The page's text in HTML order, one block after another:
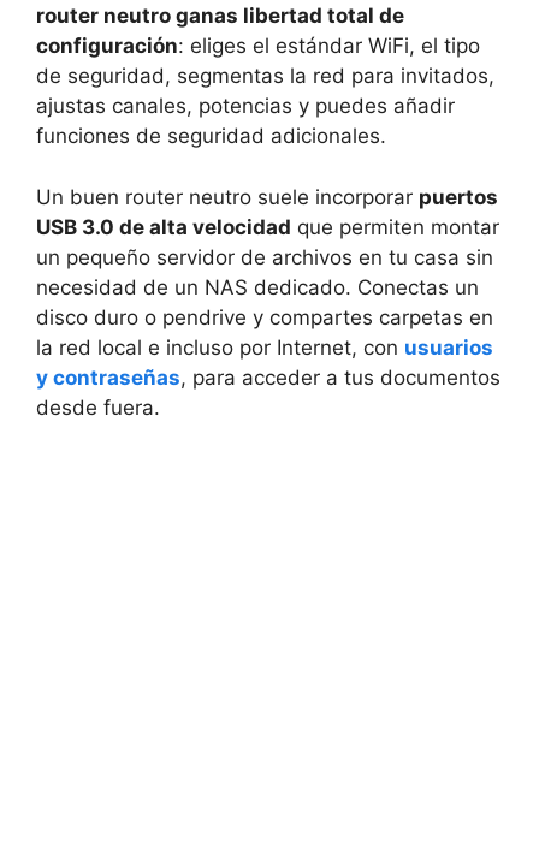
router neutro ganas libertad total de
configuración: eliges el estándar WiFi, el tipo
de seguridad, segmentas la red para invitados,
ajustas canales, potencias y puedes añadir
funciones de seguridad adicionales.
Un buen router neutro suele incorporar puertos
USB 3.0 de alta velocidad que permiten montar
un pequeño servidor de archivos en tu casa sin
necesidad de un NAS dedicado. Conectas un
disco duro o pendrive y compartes carpetas en
la red local e incluso por Internet, con usuarios
y contraseñas, para acceder a tus documentos
desde fuera.